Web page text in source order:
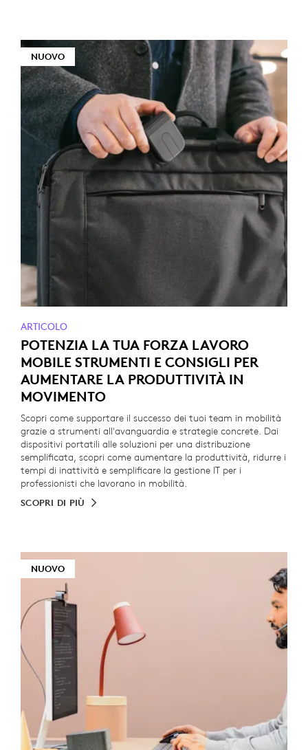
NUOVO
ARTICOLO
POTENZIA LA TUA FORZA LAVORO
MOBILE STRUMENTI E CONSIGLI PER
AUMENTARE LA PRODUTTIVITÀ IN
MOVIMENTO
Scopri come supportare il successo dei tuoi team in mobilità
grazie a strumenti all'avanguardia e strategie concrete. Dai
dispositivi portatili alle soluzioni per una distribuzione
semplificata, scopri come aumentare la produttività, ridurre i
tempi di inattività e semplificare la gestione IT per i
professionisti che lavorano in mobilità.
SCOPRI DI PIÙ
NUOVO